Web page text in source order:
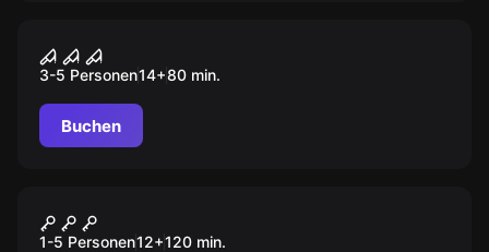
Bavarian Horror Massacre
3-5 Personen14+80 min.
Buchen
Neu
Das Erbe des Architekten
1-5 Personen12+120 min.